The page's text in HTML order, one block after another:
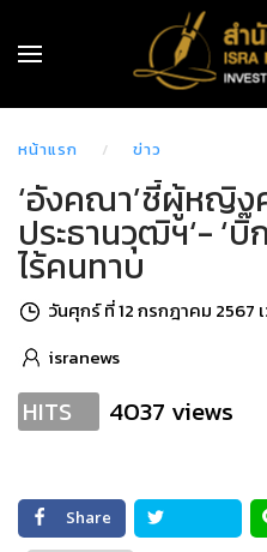
หน้าแรก ข่าว
‘อังคณา’ชี้ผู้หญิง
ประธานวุฒิฯ‘- ‘บิ๊
ไร้คนทาบ
วันศุกร์ ที่ 12 กรกฎาคม 2567
isranews
HITS 4037 views
Share